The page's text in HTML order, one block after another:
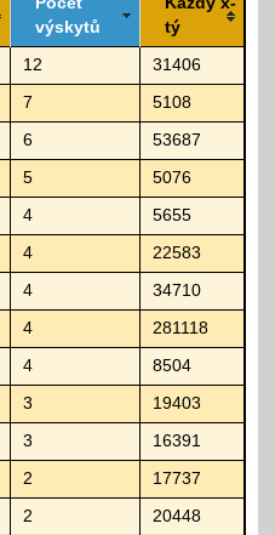
výskytů
tý
12 31406
7 5108
6 53687
5 5076
4 5655
4 22583
4 34710
4 281118
4 8504
3 19403
3 16391
2 17737
2 20448